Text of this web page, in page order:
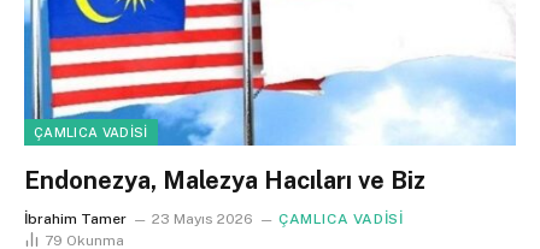
ÇAMLICA VADİSİ
Endonezya, Malezya Hacıları ve Biz
İbrahim Tamer 23 Mayıs 2026
ÇAMLICA VADİSİ
79 Okunma